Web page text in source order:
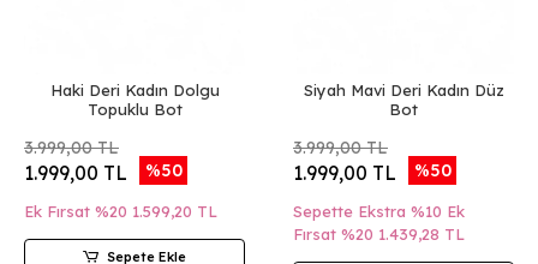
Haki Deri Kadın Dolgu
Topuklu Bot
3.999,00 TL
1.999,00 TL %50
Ek Fırsat %20 1.599,20 TL
Sepete Ekle
Siyah Mavi Deri Kadın Düz
Bot
3.999,00 TL
1.999,00 TL %50
Sepette Ekstra %10 Ek
Fırsat %20 1.439,28 TL